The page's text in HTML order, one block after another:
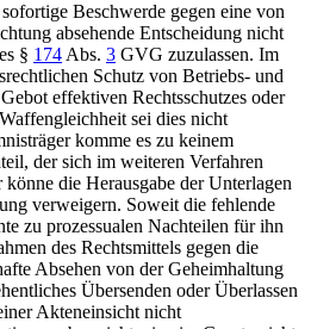
Beschwerde gegen eine von
absehende Entscheidung nicht
§ 174 Abs. 3 GVG zuzulassen. Im
Schutz von Betriebs- und
effektiven Rechtsschutzes oder
sei dies nicht
komme es zu keinem
der sich im weiteren Verfahren
die Herausgabe der Unterlagen
verweigern. Soweit die fehlende
zu prozessualen Nachteilen für ihn
des Rechtsmittels gegen die
Absehen von der Geheimhaltung
Übersenden oder Überlassen
Akteneinsicht nicht